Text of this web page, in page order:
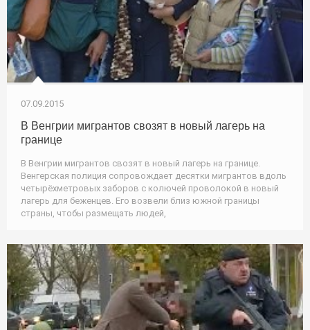
07.09.2015
В Венгрии мигрантов свозят в новый лагерь на
границе
В Венгрии мигрантов свозят в новый лагерь на границе.
Венгерская полиция сопровождает десятки мигрантов вдоль
четырёхметровых заборов с колючей проволокой в новый
лагерь для беженцев. Его возвели близ южной границы
страны, чтобы размещать людей,